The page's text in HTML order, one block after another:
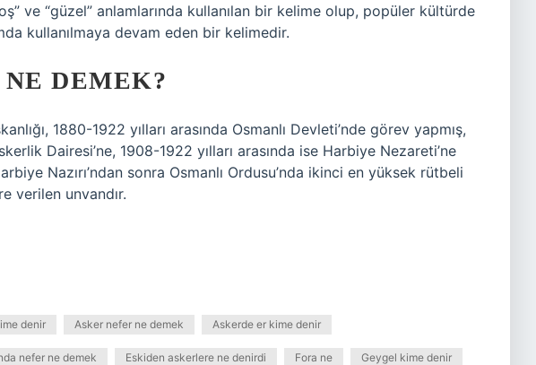
ve “güzel” anlamlarında kullanılan bir kelime olup, popüler kültürde
kullanılmaya devam eden bir kelimedir.
DEMEK?
1880-1922 yılları arasında Osmanlı Devleti’nde görev yapmış,
Dairesi’ne, 1908-1922 yılları arasında ise Harbiye Nezareti’ne
Nazırı’ndan sonra Osmanlı Ordusu’nda ikinci en yüksek rütbeli
verilen unvandır.
denir Asker nefer ne demek Askerde er kime denir
nefer ne demek Eskiden askerlere ne denirdi Fora ne Geygel kime denir